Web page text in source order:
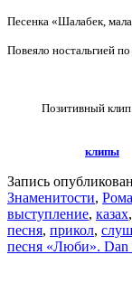
Песенка «Шалабек,
Повеяло ностальгией
Позитивный
клипы
Запись
Знаменитости,
выступление, казах,
песня, прикол,
песня «Люби». Dan